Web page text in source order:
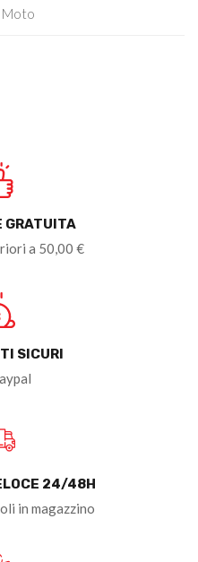
Moto
GRATUITA
a 50,00 €
SICURI
24/48H
in magazzino